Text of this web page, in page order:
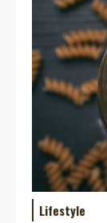
Lifestyle